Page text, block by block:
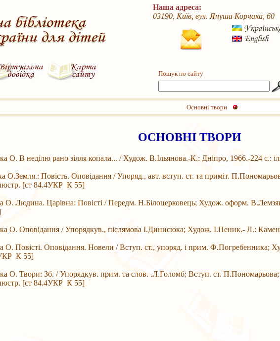
Наша адреса:
03190, Київ, вул. Януша Корчака, 60
Пошук по сайту
Основні твори
ОСНОВНІ ТВОРИ
В неділю рано зілля копала... / Худож. В.Ільянова.-К.: Дніпро, 1966.-224 с.:
Повість. Оповідання / Упоряд., авт. вступ. ст. та приміт.
[ст 84.4УКР К 55]
Людина. Царівна: Повісті / Передм. Н.Білоцерковець; Худож. оформ.
Оповідання / Упорядкув., післямова І.Динисюка; Худож. І.Пеник.- Л.:
Повісті. Оповідання. Новели / Вступ. ст., упоряд. і прим. Ф.Погребенника;
К 55]
О. Твори: Зб. / Упорядкув. прим. та слов. .Л.Голомб; Вступ. ст.
[ст 84.4УКР К 55]